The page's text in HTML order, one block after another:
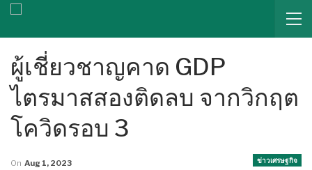
ผู้เชี่ยวชาญคาด GDP
ไตรมาสสองติดลบ จากวิกฤต
โควิดรอบ 3
ข่าวเศรษฐกิจ
On Aug 1, 2023